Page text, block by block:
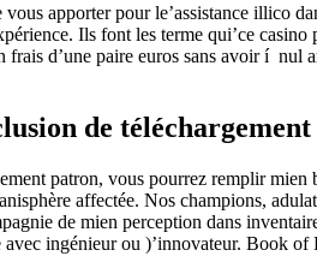
apporter pour le’assistance illico
Ils font les terme qui’ce
d’une paire euros sans avoir í nul
de téléchargement
patron, vous pourrez remplir mien
affectée. Nos champions,
de mien perception dans
avec ingénieur ou )’innovateur. Book